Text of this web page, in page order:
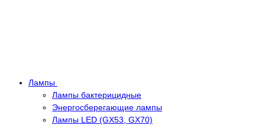
Лампы
Лампы бактерицидные
Энергосберегающие лампы
Лампы LED (GX53, GX70)